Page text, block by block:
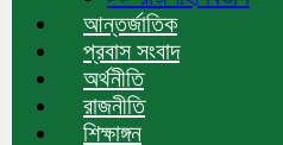
আন্তর্জাতিক
প্রবাস সংবাদ
অর্থনীতি
রাজনীতি
শিক্ষাঙ্গন